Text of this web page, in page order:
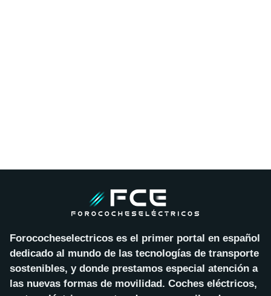
Forococheselectricos es el primer portal en español
dedicado al mundo de las tecnologías de transporte
sostenibles, y donde prestamos especial atención a
las nuevas formas de movilidad. Coches eléctricos,